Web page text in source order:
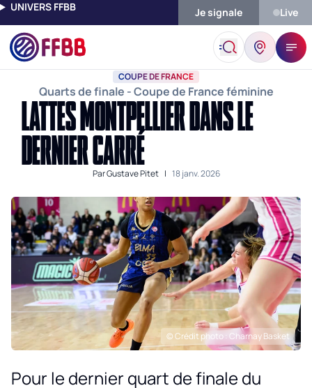
UNIVERS FFBB Je signale Live
Accueil Actualités Lattes Montpellier
COUPE DE FRANCE
Quarts de finale - Coupe de France féminine
LATTES MONTPELLIER DANS LE
DERNIER CARRÉ
ParGustave Pitet | 18 janv. 2026
© Crédit photo : Charnay Basket
Pour le dernier quart de finale du